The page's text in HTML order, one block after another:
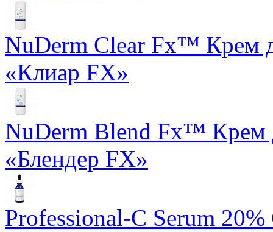
NuDerm Clear Fx™ Крем
«Клиар FX»
NuDerm Blend Fx™ Крем
«Блендер FX»
Professional-C Serum